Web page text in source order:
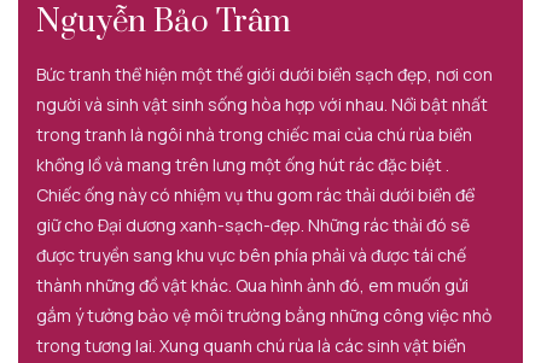
Nguyễn Bảo Trâm
Bức tranh thể hiện một thế giới dưới biển sạch đẹp, nơi con
người và sinh vật sinh sống hòa hợp với nhau. Nổi bật nhất
trong tranh là ngôi nhà trong chiếc mai của chú rùa biển
khổng lồ và mang trên lưng một ống hút rác đặc biệt .
Chiếc ống này có nhiệm vụ thu gom rác thải dưới biển để
giữ cho Đại dương xanh-sạch-đẹp. Những rác thải đó sẽ
được truyền sang khu vực bên phía phải và được tái chế
thành những đồ vật khác. Qua hình ảnh đó, em muốn gửi
gắm ý tưởng bảo vệ môi trường bằng những công việc nhỏ
trong tương lai. Xung quanh chú rùa là các sinh vật biển